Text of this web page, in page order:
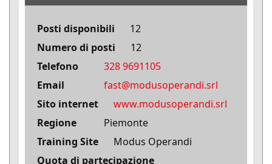
Posti disponibili
12
Numero di posti
12
Telefono
328 9691105
Email
fast@modusoperandi.srl
Sito internet
www.modusoperandi.srl
Regione
Piemonte
Training Site
Modus Operandi
Quota di partecipazione